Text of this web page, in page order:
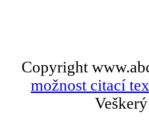
Copyright
možnost citací